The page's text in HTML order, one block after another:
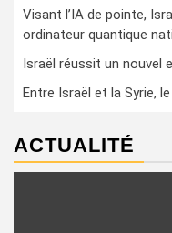
Visant l’IA de pointe,
ordinateur quantique
Israël réussit un nouvel
Entre Israël et la Syrie,
ACTUALITÉ